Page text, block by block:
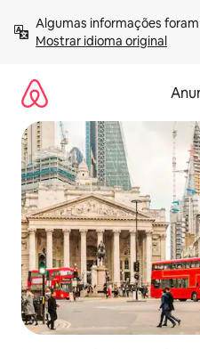
para
Mostrar idioma original